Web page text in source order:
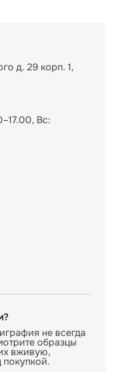
д. 29 корп. 1,
Вс:
не всегда
образцы
вживую,